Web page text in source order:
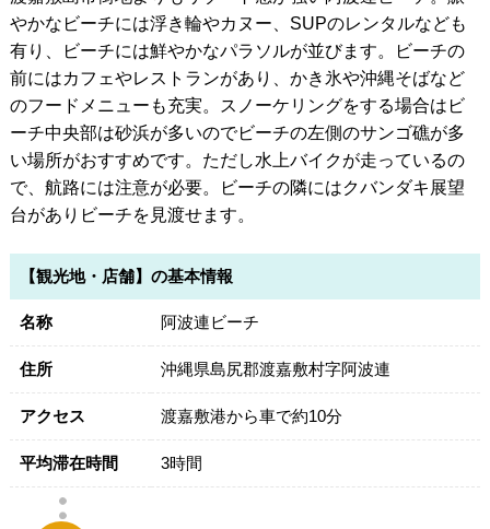
やかなビーチには浮き輪やカヌー、SUPのレンタルなども
有り、ビーチには鮮やかなパラソルが並びます。ビーチの
前にはカフェやレストランがあり、かき氷や沖縄そばなど
のフードメニューも充実。スノーケリングをする場合はビ
ーチ中央部は砂浜が多いのでビーチの左側のサンゴ礁が多
い場所がおすすめです。ただし水上バイクが走っているの
で、航路には注意が必要。ビーチの隣にはクバンダキ展望
台がありビーチを見渡せます。
【観光地・店舗】の基本情報
名称 阿波連ビーチ
住所 沖縄県島尻郡渡嘉敷村字阿波連
アクセス 渡嘉敷港から車で約10分
平均滞在時間 3時間